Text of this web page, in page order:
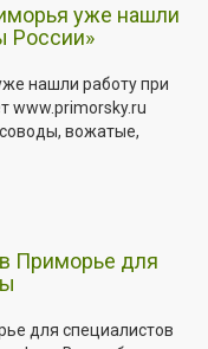
уже нашли
России»
нашли работу при
www.primorsky.ru
вожатые,
Приморье для
для специалистов